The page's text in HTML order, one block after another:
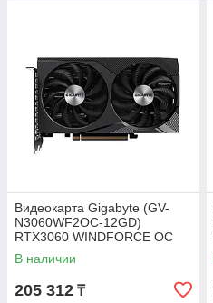
Видеокарта Gigabyte (GV-
N3060WF2OC-12GD)
RTX3060 WINDFORCE OC
12G
В наличии
205 312 ₸